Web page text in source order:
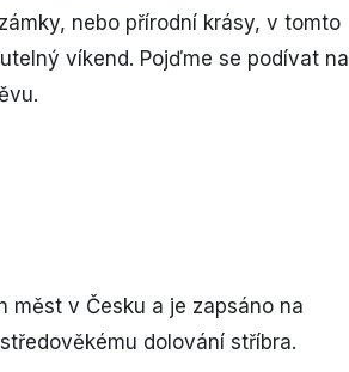
nebo přírodní krásy, v tomto
víkend. Pojďme se podívat na
měst v Česku a je zapsáno na
dolování stříbra.